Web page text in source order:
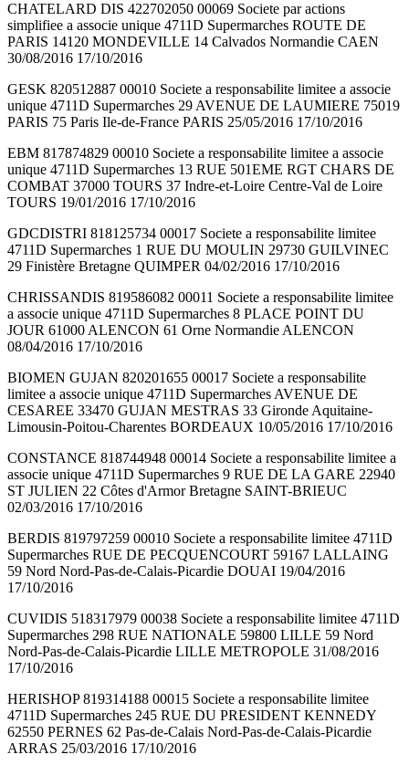
CHATELARD DIS 422702050 00069 Societe par actions
simplifiee a associe unique 4711D Supermarches ROUTE DE
PARIS 14120 MONDEVILLE 14 Calvados Normandie CAEN
30/08/2016 17/10/2016
GESK 820512887 00010 Societe a responsabilite limitee a associe
unique 4711D Supermarches 29 AVENUE DE LAUMIERE 75019
PARIS 75 Paris Ile-de-France PARIS 25/05/2016 17/10/2016
EBM 817874829 00010 Societe a responsabilite limitee a associe
unique 4711D Supermarches 13 RUE 501EME RGT CHARS DE
COMBAT 37000 TOURS 37 Indre-et-Loire Centre-Val de Loire
TOURS 19/01/2016 17/10/2016
GDCDISTRI 818125734 00017 Societe a responsabilite limitee
4711D Supermarches 1 RUE DU MOULIN 29730 GUILVINEC
29 Finistère Bretagne QUIMPER 04/02/2016 17/10/2016
CHRISSANDIS 819586082 00011 Societe a responsabilite limitee
a associe unique 4711D Supermarches 8 PLACE POINT DU
JOUR 61000 ALENCON 61 Orne Normandie ALENCON
08/04/2016 17/10/2016
BIOMEN GUJAN 820201655 00017 Societe a responsabilite
limitee a associe unique 4711D Supermarches AVENUE DE
CESAREE 33470 GUJAN MESTRAS 33 Gironde Aquitaine-
Limousin-Poitou-Charentes BORDEAUX 10/05/2016 17/10/2016
CONSTANCE 818744948 00014 Societe a responsabilite limitee a
associe unique 4711D Supermarches 9 RUE DE LA GARE 22940
ST JULIEN 22 Côtes d'Armor Bretagne SAINT-BRIEUC
02/03/2016 17/10/2016
BERDIS 819797259 00010 Societe a responsabilite limitee 4711D
Supermarches RUE DE PECQUENCOURT 59167 LALLAING
59 Nord Nord-Pas-de-Calais-Picardie DOUAI 19/04/2016
17/10/2016
CUVIDIS 518317979 00038 Societe a responsabilite limitee 4711D
Supermarches 298 RUE NATIONALE 59800 LILLE 59 Nord
Nord-Pas-de-Calais-Picardie LILLE METROPOLE 31/08/2016
17/10/2016
HERISHOP 819314188 00015 Societe a responsabilite limitee
4711D Supermarches 245 RUE DU PRESIDENT KENNEDY
62550 PERNES 62 Pas-de-Calais Nord-Pas-de-Calais-Picardie
ARRAS 25/03/2016 17/10/2016